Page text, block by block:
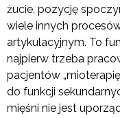
żucie, pozycję
wiele innych
artykulacyjnym. To
najpierw trzeba
pacjentów
do funkcji
mięśni nie jest